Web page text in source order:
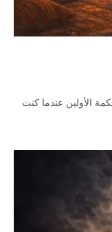
الأولين عندما كنت